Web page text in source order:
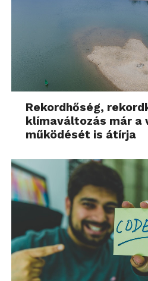
Rekordhőség,
klímaváltozás már a
működését is átírja